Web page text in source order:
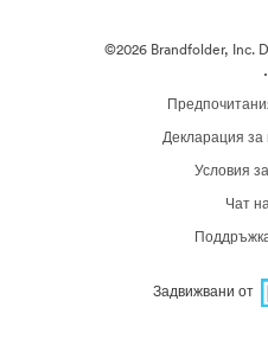
©2026 Brandfolder, Inc.
·
Декларация за
Условия
Чат
Задвижвани от